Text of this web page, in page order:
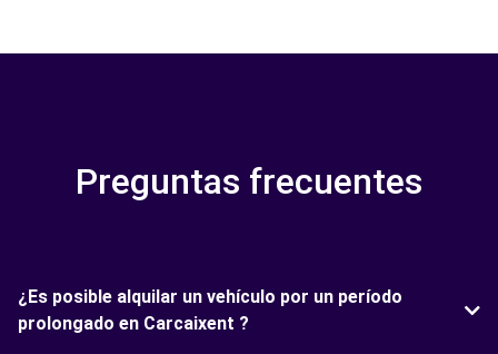
Preguntas frecuentes
¿Es posible alquilar un vehículo por un período
prolongado en Carcaixent ?